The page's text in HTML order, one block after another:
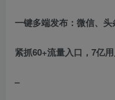
一键多端发布：微信、头
紧抓60+流量入口，7亿用
–